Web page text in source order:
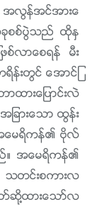
အလြန္အင္အားေ
စစ္ပြဲသည္ ထိုႏွ
စ္လာေစရန္ မီး
တြင္ ေအာင္ျ
းေျပာင္းလဲ
ခားေသာ ထြန္း
အေမရိကန္၏ ဗိုလ္
ည္။ အေမရိကန္၏
သတင္းစကားလ
ဆို႔ထားေသာ္လ